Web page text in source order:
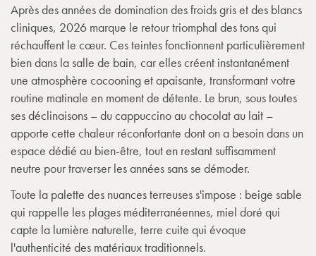
Après des années de domination des froids gris et des blancs
cliniques, 2026 marque le retour triomphal des tons qui
réchauffent le cœur. Ces teintes fonctionnent particulièrement
bien dans la salle de bain, car elles créent instantanément
une atmosphère cocooning et apaisante, transformant votre
routine matinale en moment de détente. Le brun, sous toutes
ses déclinaisons – du cappuccino au chocolat au lait –
apporte cette chaleur réconfortante dont on a besoin dans un
espace dédié au bien-être, tout en restant suffisamment
neutre pour traverser les années sans se démoder.
Toute la palette des nuances terreuses s'impose : beige sable
qui rappelle les plages méditerranéennes, miel doré qui
capte la lumière naturelle, terre cuite qui évoque
l'authenticité des matériaux traditionnels.